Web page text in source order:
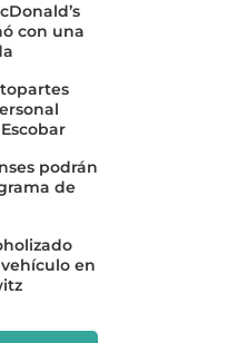
con una
podrán
de
en